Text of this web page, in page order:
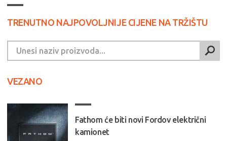
TRENUTNO NAJPOVOLJNIJE CIJENE NA TRŽIŠTU
VEZANO
Fathom će biti novi Fordov električni
kamionet